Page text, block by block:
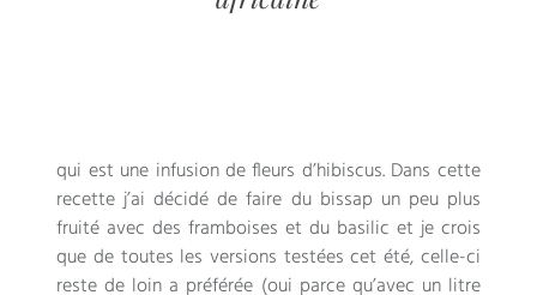
qui est une infusion de fleurs d’hibiscus. Dans cette
recette j’ai décidé de faire du bissap un peu plus
fruité avec des framboises et du basilic et je crois
que de toutes les versions testées cet été, celle-ci
reste de loin a préférée (oui parce qu’avec un litre